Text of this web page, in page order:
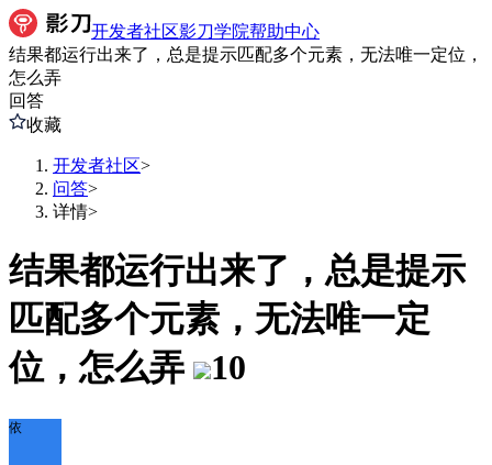
开发者社区影刀学院帮助中心
结果都运行出来了，总是提示匹配多个元素，无法唯一定位，
怎么弄
回答
收藏
开发者社区>
问答>
详情>
结果都运行出来了，总是提示
匹配多个元素，无法唯一定
位，怎么弄
10
依